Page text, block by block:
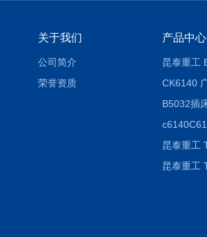
关于我们
公司简介
荣誉资质
产品中心